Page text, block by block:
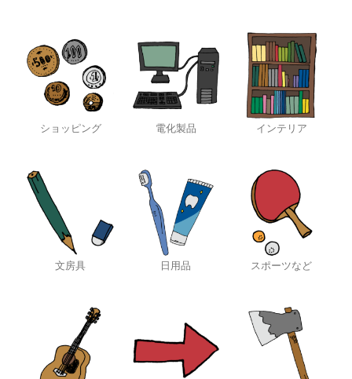
ショッピング 電化製品 インテリア
文房具 日用品 スポーツなど